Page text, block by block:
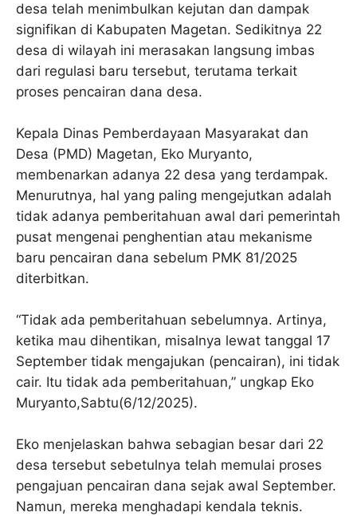
desa telah menimbulkan kejutan dan dampak
signifikan di Kabupaten Magetan. Sedikitnya 22
desa di wilayah ini merasakan langsung imbas
dari regulasi baru tersebut, terutama terkait
proses pencairan dana desa.
Kepala Dinas Pemberdayaan Masyarakat dan
Desa (PMD) Magetan, Eko Muryanto,
membenarkan adanya 22 desa yang terdampak.
Menurutnya, hal yang paling mengejutkan adalah
tidak adanya pemberitahuan awal dari pemerintah
pusat mengenai penghentian atau mekanisme
baru pencairan dana sebelum PMK 81/2025
diterbitkan.
“Tidak ada pemberitahuan sebelumnya. Artinya,
ketika mau dihentikan, misalnya lewat tanggal 17
September tidak mengajukan (pencairan), ini tidak
cair. Itu tidak ada pemberitahuan,” ungkap Eko
Muryanto,Sabtu(6/12/2025).
Eko menjelaskan bahwa sebagian besar dari 22
desa tersebut sebetulnya telah memulai proses
pengajuan pencairan dana sejak awal September.
Namun, mereka menghadapi kendala teknis.